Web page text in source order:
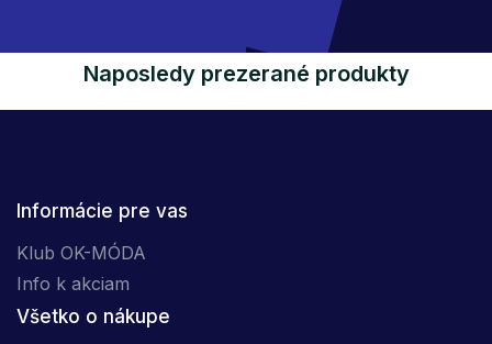
Naposledy prezerané produkty
Informácie pre vas
Klub OK-MÓDA
Info k akciam
Všetko o nákupe